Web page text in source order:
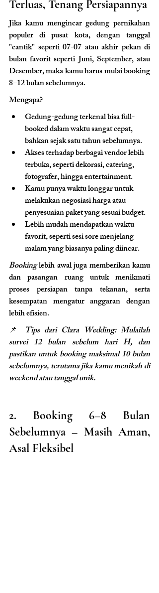
Terluas, Tenang Persiapannya
Jika kamu mengincar gedung pernikahan
populer di pusat kota, dengan tanggal
"cantik" seperti 07-07 atau akhir pekan di
bulan favorit seperti Juni, September, atau
Desember, maka kamu harus mulai booking
8–12 bulan sebelumnya.
Mengapa?
Gedung-gedung terkenal bisa full-
booked dalam waktu sangat cepat,
bahkan sejak satu tahun sebelumnya.
Akses terhadap berbagai vendor lebih
terbuka, seperti dekorasi, catering,
fotografer, hingga entertainment.
Kamu punya waktu longgar untuk
melakukan negosiasi harga atau
penyesuaian paket yang sesuai budget.
Lebih mudah mendapatkan waktu
favorit, seperti sesi sore menjelang
malam yang biasanya paling diincar.
Booking lebih awal juga memberikan kamu
dan pasangan ruang untuk menikmati
proses persiapan tanpa tekanan, serta
kesempatan mengatur anggaran dengan
lebih efisien.
📌 Tips dari Clara Wedding: Mulailah
survei 12 bulan sebelum hari H, dan
pastikan untuk booking maksimal 10 bulan
sebelumnya, terutama jika kamu menikah di
weekend atau tanggal unik.
2. Booking 6–8 Bulan
Sebelumnya – Masih Aman,
Asal Fleksibel